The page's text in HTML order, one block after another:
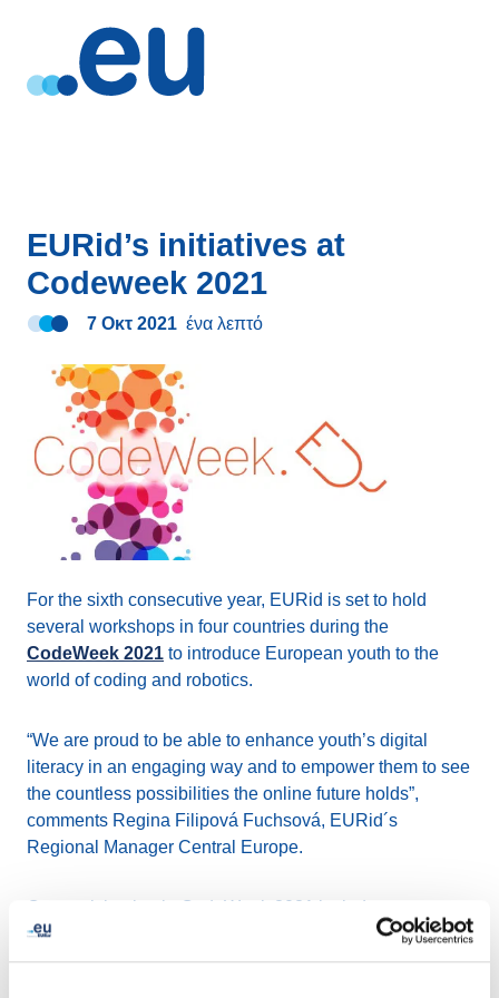
EURid’s initiatives at
Codeweek 2021
7 Οκτ 2021 ένα λεπτό
For the sixth consecutive year, EURid is set to hold
several workshops in four countries during the
CodeWeek 2021 to introduce European youth to the
world of coding and robotics.
“We are proud to be able to enhance youth’s digital
literacy in an engaging way and to empower them to see
the countless possibilities the online future holds”,
comments Regina Filipová Fuchsová, EURid´s
Regional Manager Central Europe.
Our participation in CodeWeek 2021 includes
workshops in four countries: